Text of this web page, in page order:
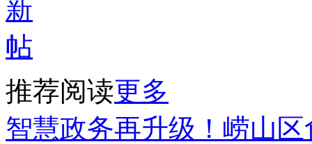
推荐阅读更多
智慧政务再升级！崂山